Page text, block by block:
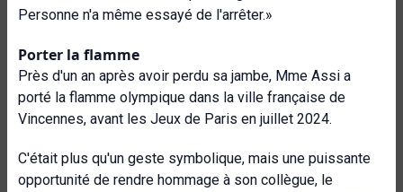
Personne n'a même essayé de l'arrêter.»
Porter la flamme
Près d'un an après avoir perdu sa jambe, Mme Assi a
porté la flamme olympique dans la ville française de
Vincennes, avant les Jeux de Paris en juillet 2024.
C'était plus qu'un geste symbolique, mais une puissante
opportunité de rendre hommage à son collègue, le